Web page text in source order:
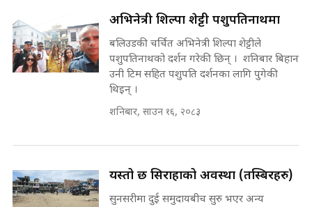
रसुवाकाे भाङ्गे झरना | Bhange
Waterfall of Rasuwa ||
SIDHAKURA ||
कहिले बन्ला चक्रपथ ? विस्तार कार्यमा
पटकपटक भावुक बने गृहमन्त्री सुदन
घुसको डिल गर्ने मन्त्रीकाे राजिनामा,
भूमिसुधार मन्त्रीलाई जोगाइदै ! ||
SIDHAKURA ||
७८ लाख घुस खाने मन्त्री ! जोगाउने
SIDHAKURA INVESTIGATION
अभिनेत्री शिल्पा शेट्टी पशुपतिनाथमा
बलिउडकी चर्चित अभिनेत्री शिल्पा शेट्टीले
पशुपतिनाथको दर्शन गरेकी छिन् । शनिबार बिहान
उनी टिम सहित पशुपति दर्शनका लागि पुगेकी
थिइन् ।
शनिबार, साउन १६, २०८३
यस्तो छ सिराहाको अवस्था (तस्बिरहरु)
सुनसरीमा दुई समुदायबीच सुरु भएर अन्य